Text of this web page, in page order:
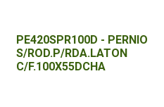
PE420SPR100D - PERNIO
S/ROD.P/RDA.LATON
C/F.100X55DCHA